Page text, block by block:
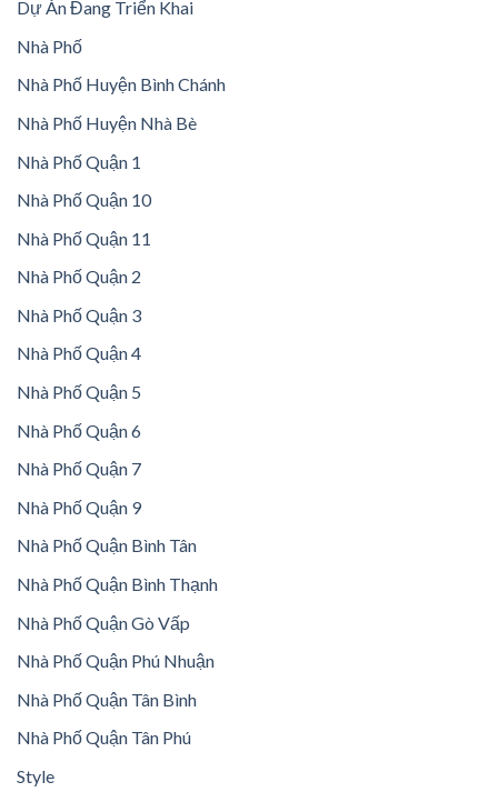
Dự Án Đang Triển Khai
Nhà Phố
Nhà Phố Huyện Bình Chánh
Nhà Phố Huyện Nhà Bè
Nhà Phố Quận 1
Nhà Phố Quận 10
Nhà Phố Quận 11
Nhà Phố Quận 2
Nhà Phố Quận 3
Nhà Phố Quận 4
Nhà Phố Quận 5
Nhà Phố Quận 6
Nhà Phố Quận 7
Nhà Phố Quận 9
Nhà Phố Quận Bình Tân
Nhà Phố Quận Bình Thạnh
Nhà Phố Quận Gò Vấp
Nhà Phố Quận Phú Nhuận
Nhà Phố Quận Tân Bình
Nhà Phố Quận Tân Phú
Style